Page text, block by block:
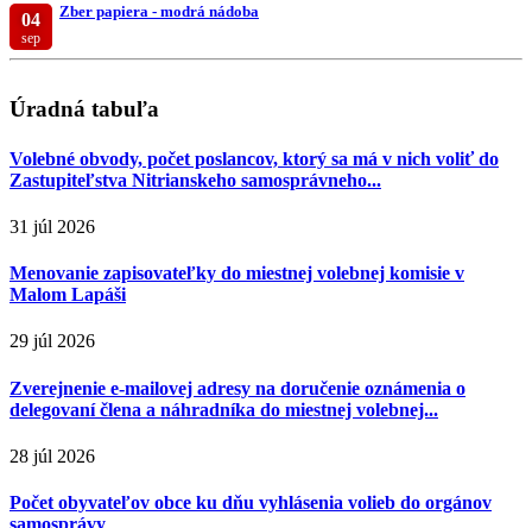
04
sep
Zber papiera - modrá nádoba
Úradná tabuľa
Volebné obvody, počet poslancov, ktorý sa má v nich voliť do
Zastupiteľstva Nitrianskeho samosprávneho...
31 júl 2026
Menovanie zapisovateľky do miestnej volebnej komisie v
Malom Lapáši
29 júl 2026
Zverejnenie e-mailovej adresy na doručenie oznámenia o
delegovaní člena a náhradníka do miestnej volebnej...
28 júl 2026
Počet obyvateľov obce ku dňu vyhlásenia volieb do orgánov